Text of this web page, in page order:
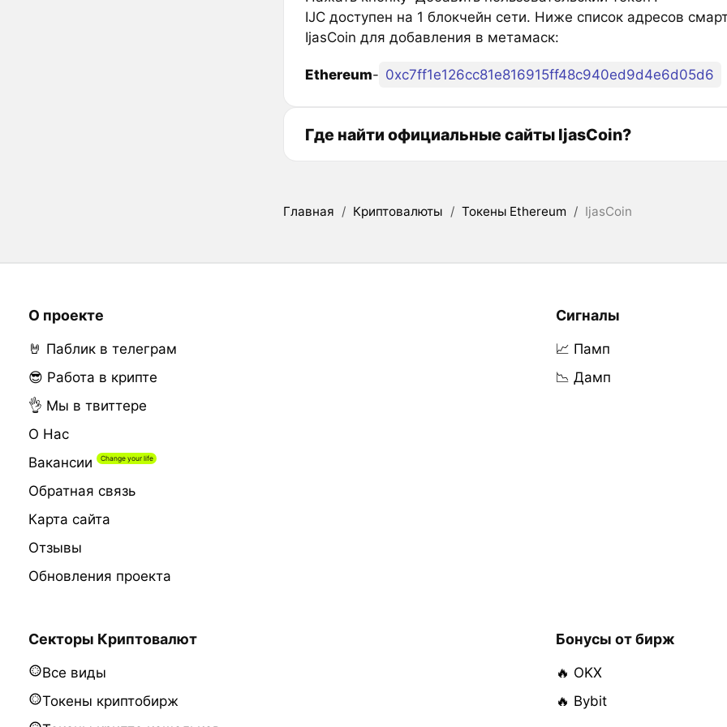
IJC доступен на 1 блокчейн сети. Ниже список адресов
IjasCoin для добавления в метамаск:
Ethereum- 0xc7ff1e126cc81e816915ff48c940ed9d4e6d05d6
Где найти официальные сайты IjasCoin?
Главная / Криптовалюты / Токены Ethereum / IjasCoin
О проекте
🤘 Паблик в телеграм
😎 Работа в крипте
👌 Мы в твиттере
О Нас
Вакансии
Обратная связь
Карта сайта
Отзывы
Обновления проекта
Сигналы
📈 Памп
📉 Дамп
Секторы Криптовалют
Все виды
Токены криптобирж
Бонусы от бирж
🔥 OKX
🔥 Bybit